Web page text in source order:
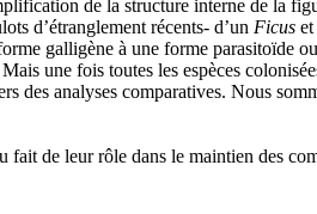
de la structure interne de la
d’étranglement récents- d’un Ficus
galligène à une forme
une fois toutes les espèces
des analyses comparatives. Nous
de leur rôle dans le maintien des